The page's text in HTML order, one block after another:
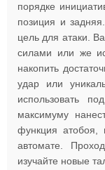
порядке
позиция и
цель для атаки.
силами или же
накопить
удар или
использовать
максимуму
функция атобоя,
автомате.
изучайте новые